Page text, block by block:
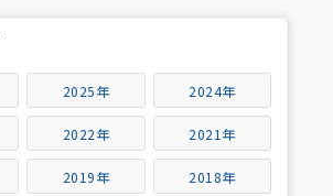
2025年 2024年
2022年 2021年
2019年 2018年